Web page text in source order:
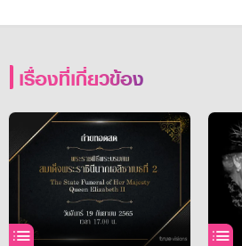
เรื่องที่เกี่ยวข้อง